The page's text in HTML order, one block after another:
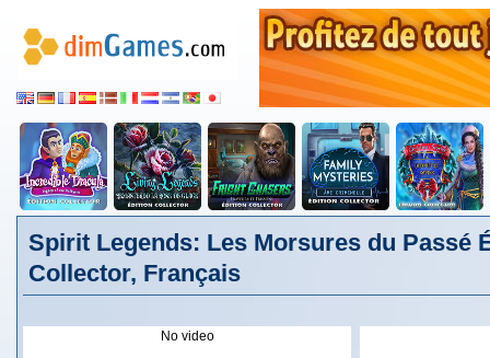
Spirit Legends: Les Morsures du Passé
Collector, Français
No video